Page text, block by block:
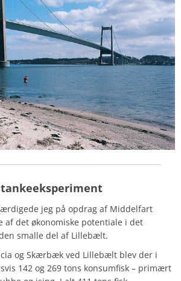
tankeeksperiment
jeg på opdrag af Middelfart
af det økonomiske potentiale i det
smalle del af Lillebælt.
og Skærbæk ved Lillebælt blev der i
142 og 269 tons konsumfisk – primært